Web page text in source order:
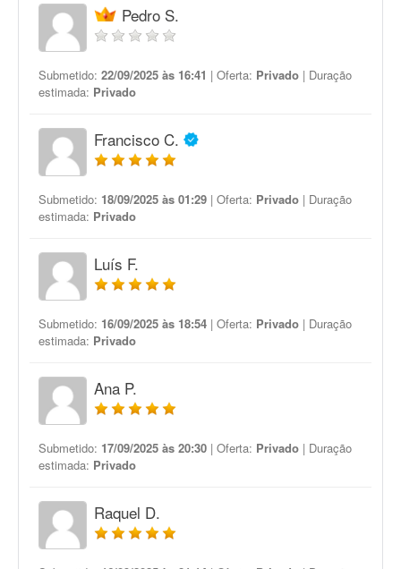
Pedro S.
Submetido: 22/09/2025 às 16:41 | Oferta: Privado | Duração
estimada: Privado
Francisco C.
Submetido: 18/09/2025 às 01:29 | Oferta: Privado | Duração
estimada: Privado
Luís F.
Submetido: 16/09/2025 às 18:54 | Oferta: Privado | Duração
estimada: Privado
Ana P.
Submetido: 17/09/2025 às 20:30 | Oferta: Privado | Duração
estimada: Privado
Raquel D.